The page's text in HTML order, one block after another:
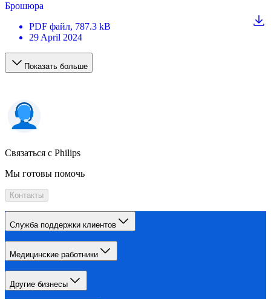
Брошюра
PDF файл, 787.3 kB
29 April 2024
Показать больше
Связаться с Philips
Мы готовы помочь
Контакты
Служба поддержки клиентов
Медицинские работники
Другие бизнесы